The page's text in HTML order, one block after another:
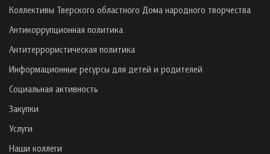
Коллективы Тверского областного Дома народного творчества
Антикоррупционная политика
Антитеррористическая политика
Информационные ресурсы для детей и родителей
Социальная активность
Закупки
Услуги
Наши коллеги